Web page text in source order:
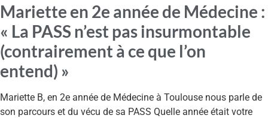
Mariette en 2e année de Médecine :
« La PASS n’est pas insurmontable
(contrairement à ce que l’on
entend) »
Mariette B, en 2e année de Médecine à Toulouse nous parle de
son parcours et du vécu de sa PASS Quelle année était votre